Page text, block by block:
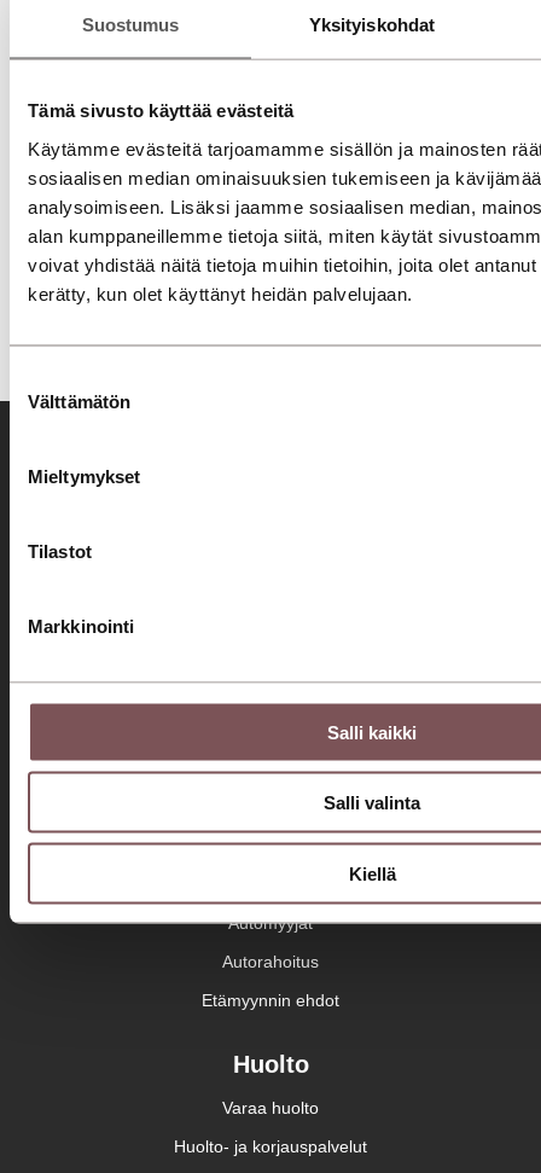
Suostumus Yksityiskohdat
Tämä sivusto käyttää evästeitä
Käytämme evästeitä tarjoamamme sisällön ja mainosten
sosiaalisen median ominaisuuksien tukemiseen ja
analysoimiseen. Lisäksi jaamme sosiaalisen median,
alan kumppaneillemme tietoja siitä, miten käytät
voivat yhdistää näitä tietoja muihin tietoihin, joita olet
kerätty, kun olet käyttänyt heidän palvelujaan.
valinta
Välttämätön
Mieltymykset
Tilastot
Markkinointi
Salli kaikki
Salli valinta
Kiellä
Konserni Jyväskylä
Mikkeli
Savonlinna
Automyynti
Autohaku
Automyyjät
Autorahoitus
Etämyynnin ehdot
Huolto
Varaa huolto
Huolto- ja korjauspalvelut